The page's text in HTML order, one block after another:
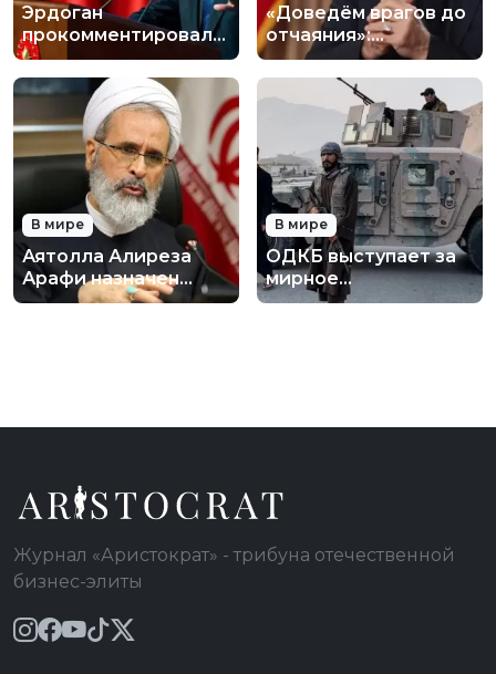
Эрдоган
прокомментировал
удары по Ирану и
ситуацию на
Ближнем Востоке
«Доведём врагов до
отчаяния»:
президент Ирана
выступил с
обращением к нации
В мире
Аятолла Алиреза
Арафи назначен
временным лидером
В мире
ОДКБ выступает за
мирное
урегулирование
Журнал «Аристократ» - трибуна отечественной
бизнес-элиты